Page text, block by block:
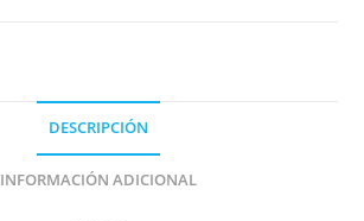
DESCRIPCIÓN
INFORMACIÓN ADICIONAL